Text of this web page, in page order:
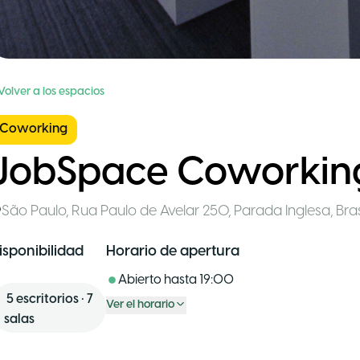
a los espacios
Coworking
São Paulo, Rua Paulo de Avelar 250, Parada Inglesa,
5escritorios •7
salas
Horario de apertura
Abierto hasta 19:00
Ver el horario